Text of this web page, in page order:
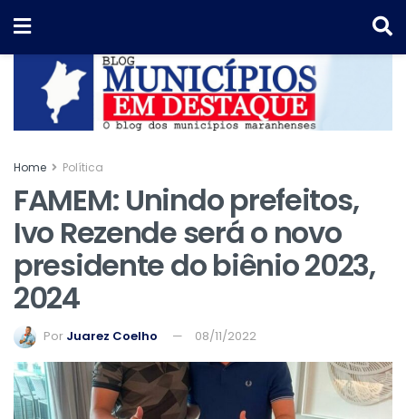
Home Política
FAMEM: Unindo prefeitos,
Ivo Rezende será o novo
presidente do biênio 2023,
2024
Por Juarez Coelho 08/11/2022